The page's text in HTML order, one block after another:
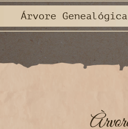
Árvore Genealógica